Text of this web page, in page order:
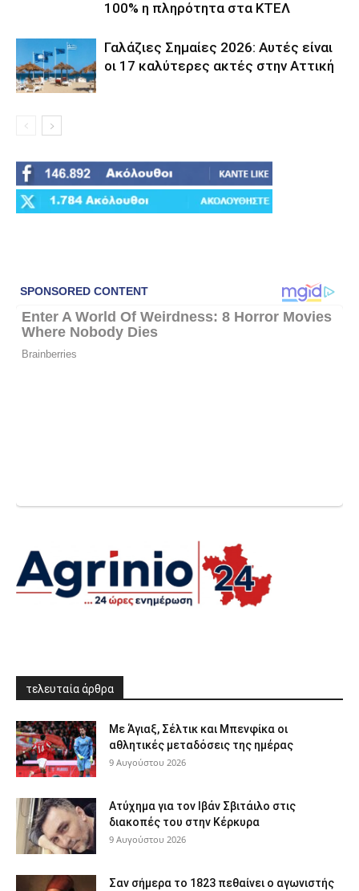
100% η πληρότητα στα ΚΤΕΛ
Γαλάζιες Σημαίες 2026: Αυτές είναι
οι 17 καλύτερες ακτές στην Αττική
τελευταία άρθρα
Με Άγιαξ, Σέλτικ και Μπενφίκα οι
αθλητικές μεταδόσεις της ημέρας
9 Αυγούστου 2026
Ατύχημα για τον Ιβάν Σβιτάιλο στις
διακοπές του στην Κέρκυρα
9 Αυγούστου 2026
Σαν σήμερα το 1823 πεθαίνει ο αγωνιστής